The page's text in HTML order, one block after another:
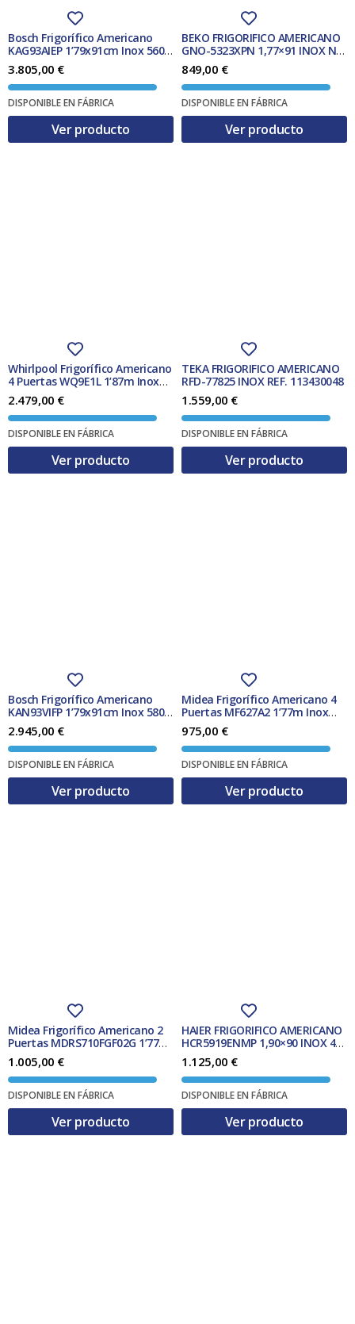
Bosch Frigorífico Americano
KAG93AIEP 1’79x91cm Inox 560L
Clase E
3.805,00 €
DISPONIBLE EN FÁBRICA
Ver producto
BEKO FRIGORIFICO AMERICANO
GNO-5323XPN 1,77×91 INOX N.F.
CLASE D
849,00 €
DISPONIBLE EN FÁBRICA
Ver producto
Whirlpool Frigorífico Americano
4 Puertas WQ9E1L 1’87m Inox
NoFrost 610L Clase F
2.479,00 €
DISPONIBLE EN FÁBRICA
Ver producto
TEKA FRIGORIFICO AMERICANO
RFD-77825 INOX REF. 113430048
1.559,00 €
DISPONIBLE EN FÁBRICA
Ver producto
Bosch Frigorífico Americano
KAN93VIFP 1’79x91cm Inox 580L
Clase F
2.945,00 €
DISPONIBLE EN FÁBRICA
Ver producto
Midea Frigorífico Americano 4
Puertas MF627A2 1’77m Inox
NoFrost 492L Clase A++
975,00 €
DISPONIBLE EN FÁBRICA
Ver producto
Midea Frigorífico Americano 2
Puertas MDRS710FGF02G 1’77m
Inox NoFrost 532L Clase F
1.005,00 €
DISPONIBLE EN FÁBRICA
Ver producto
HAIER FRIGORIFICO AMERICANO
HCR5919ENMP 1,90×90 INOX 4P
N.F. CLASE E
1.125,00 €
DISPONIBLE EN FÁBRICA
Ver producto